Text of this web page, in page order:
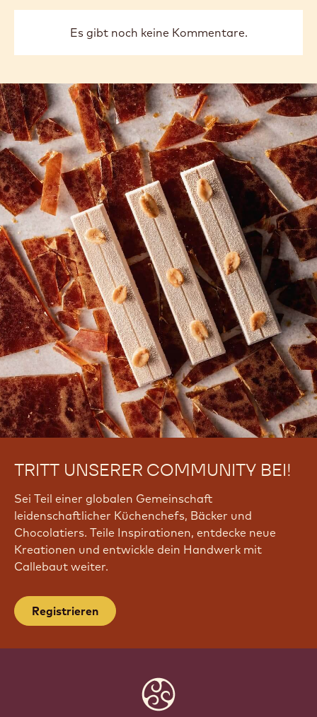
Es gibt noch keine Kommentare.
TRITT UNSERER COMMUNITY BEI!
Sei Teil einer globalen Gemeinschaft
leidenschaftlicher Küchenchefs, Bäcker und
Chocolatiers. Teile Inspirationen, entdecke neue
Kreationen und entwickle dein Handwerk mit
Callebaut weiter.
Registrieren